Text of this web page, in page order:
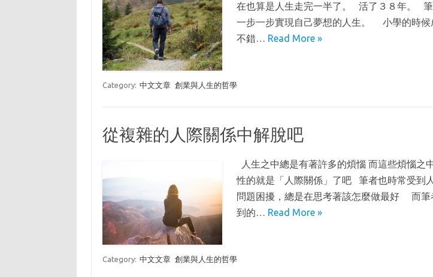
在也算是人生走完一半了。 活了３８年。
一步一步實現自己夢想的人生。 小學的時候
不錯… Read More »
Category: 中文文章 創業與人生的哲學
從複雜的人際關係中解脫吧
人生之中總是有著許多的煩惱 而這些煩惱之
性的就是「人際關係」了吧 筆者也時常受到
問題困擾，總是在思考著該怎麼做最好 而筆
到的… Read More »
Category: 中文文章 創業與人生的哲學